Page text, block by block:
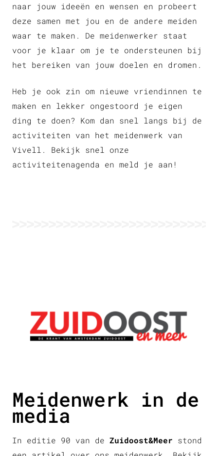
naar jouw ideeën en wensen en probeert
deze samen met jou en de andere meiden
waar te maken. De meidenwerker staat
voor je klaar om je te ondersteunen bij
het bereiken van jouw doelen en dromen.
Heb je ook zin om nieuwe vriendinnen te
maken en lekker ongestoord je eigen
ding te doen? Kom dan snel langs bij de
activiteiten van het meidenwerk van
Vivell. Bekijk snel onze
activiteitenagenda en meld je aan!
Meidenwerk in de
media
In editie 90 van de Zuidoost&Meer stond